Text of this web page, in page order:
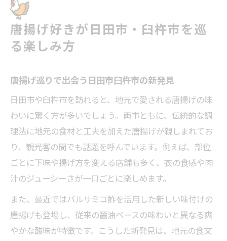
唐揚げ好きが日田市・臼杵市を巡
る楽しみ方
唐揚げ巡りで出会う日田市臼杵市の新発見
日田市や臼杵市を訪れると、地元で愛される唐揚げの味
わいに驚く方が多いでしょう。両市ともに、伝統的な調
理法に地元の食材と工夫を加えた唐揚げが親しまれてお
り、観光客の間でも話題を呼んでいます。例えば、部位
ごとに下味や揚げ方を変える店舗も多く、衣の食感や肉
汁のジューシーさが一口ごとに楽しめます。
また、最近ではバルサミコ酢を活用した新しい味付けの
唐揚げも登場し、従来の醤油ベースの味わいと異なる爽
やかな酸味が特徴です。こうした新発見は、地元の食文